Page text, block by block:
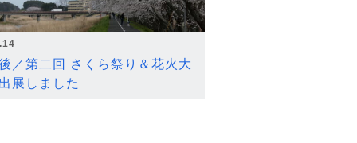
／第二回 さくら祭り＆花火大
展しました